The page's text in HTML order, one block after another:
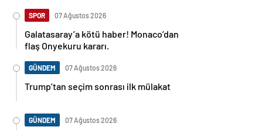
SPOR 07 Ağustos 2026
Galatasaray’a kötü haber! Monaco’dan
flaş Onyekuru kararı.
GÜNDEM 07 Ağustos 2026
Trump’tan seçim sonrası ilk mülakat
GÜNDEM 07 Ağustos 2026